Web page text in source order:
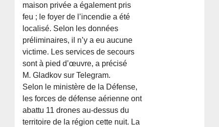
maison privée a également pris
feu ; le foyer de l’incendie a été
localisé. Selon les données
préliminaires, il n’y a eu aucune
victime. Les services de secours
sont à pied d’œuvre, a précisé
M. Gladkov sur Telegram.
Selon le ministère de la Défense,
les forces de défense aérienne ont
abattu 11 drones au-dessus du
territoire de la région cette nuit. La